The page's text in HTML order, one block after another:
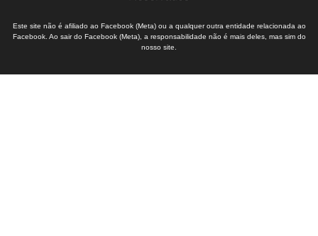
Este site não é afiliado ao Facebook (Meta) ou a qualquer outra entidade relacionada ao
Facebook. Ao sair do Facebook (Meta), a responsabilidade não é mais deles, mas sim do
nosso site.